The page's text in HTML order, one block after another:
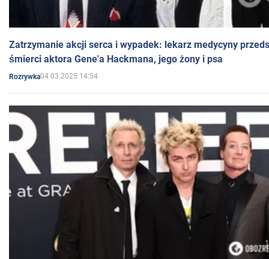
Zatrzymanie akcji serca i wypadek: lekarz medycyny
śmierci aktora Gene'a Hackmana, jego żony i psa
Rozrywka04.03.2025 14:54